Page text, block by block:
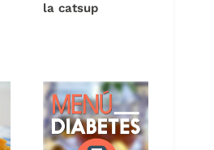
la catsup